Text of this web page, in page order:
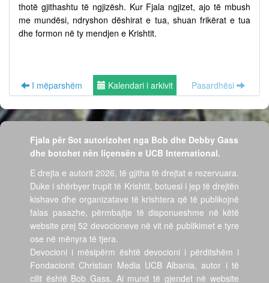
thotë gjithashtu të ngjizësh. Kur Fjala ngjizet, ajo të mbush
me mundësi, ndryshon dëshirat e tua, shuan frikërat e tua
dhe formon në ty mendjen e Krishtit.
I mëparshëm Kalendari i arkivit Pasardhësi
Fjala për Sot autorizohet nga Bob dhe Debby Gass
dhe botohet nën liçensën e UCB International.
E drejta e autorit 2026, të gjitha të drejtat e rezervuara.
Duke i shërbyer trupit të Krishtit, botuesi i jep të drejtën
kishave dhe organizatave të krishtera që të publikojnë
falas pasazhe, përmbajtje të disponueshme në këtë
website prej 52 devocioneve në vit në publikimet e tyre
ose në mënyra të tjera.
Devocioni i mësipërm është devocioni i përditshëm i
Fondacionit Christian Media UCB Albania, autor i të
cilit është Bob Gass. Ai mund të gjendet në website